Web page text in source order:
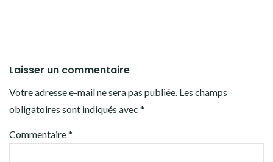
Laisser un commentaire
Votre adresse e-mail ne sera pas publiée. Les champs
obligatoires sont indiqués avec *
Commentaire*